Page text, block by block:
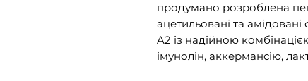
продумано розроблена
ацетильовані та
A2 із надійною
імунолін, аккермансію,